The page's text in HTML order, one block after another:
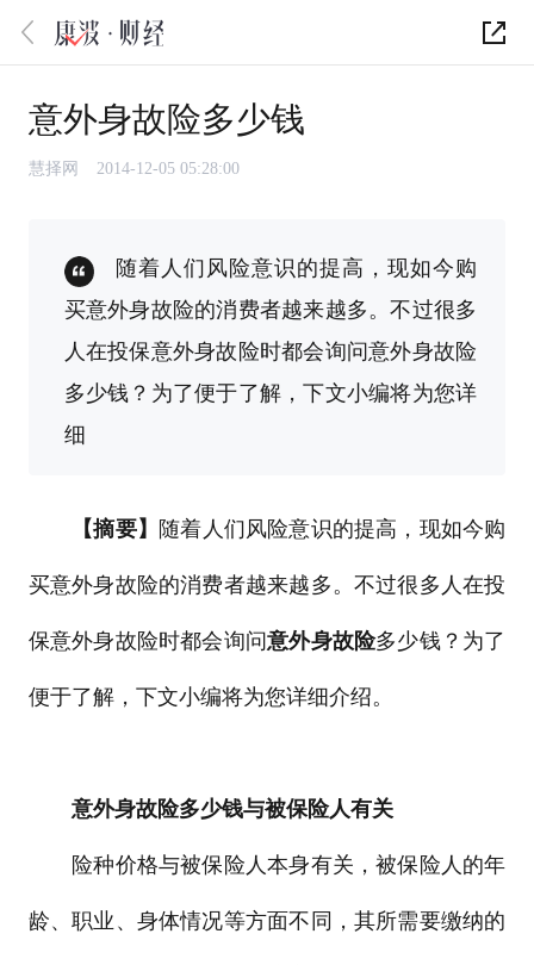
意外身故险多少钱
慧择网 2014-12-05 05:28:00
随着人们风险意识的提高，现如今购
买意外身故险的消费者越来越多。不过很多
人在投保意外身故险时都会询问意外身故险
多少钱？为了便于了解，下文小编将为您详
细
【摘要】 随着人们风险意识的提高，现如今购
买意外身故险的消费者越来越多。不过很多人在投
保意外身故险时都会询问意外身故险多少钱？为了
便于了解，下文小编将为您详细介绍。
意外身故险多少钱与被保险人有关
险种价格与被保险人本身有关，被保险人的年
龄、职业、身体情况等方面不同，其所需要缴纳的